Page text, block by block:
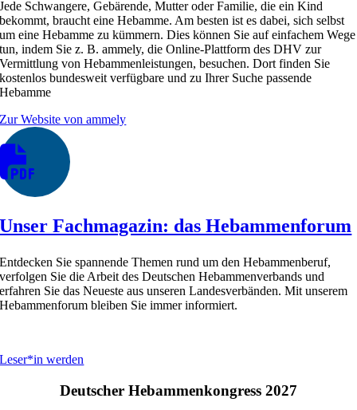
Jede Schwangere, Gebärende, Mutter oder Familie, die ein Kind
bekommt, braucht eine Hebamme. Am besten ist es dabei, sich selbst
um eine Hebamme zu kümmern. Dies können Sie auf einfachem Wege
tun, indem Sie z. B.ammely, die Online-Plattform des DHV zur
Vermittlung von Hebammenleistungen, besuchen. Dort finden Sie
kostenlos bundesweit verfügbare und zu Ihrer Suche passende
Hebamme
Zur Website von ammely
Unser Fachmagazin: das Hebammenforum
Entdecken Sie spannende Themen rund um den Hebammenberuf,
verfolgen Sie die Arbeit des Deutschen Hebammenverbands und
erfahren Sie das Neueste aus unseren Landesverbänden. Mit unserem
Hebammenforum bleiben Sie immer informiert.
Leser*in werden
Deutscher Hebammenkongress 2027